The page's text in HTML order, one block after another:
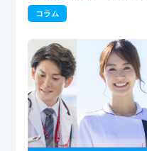
コラム